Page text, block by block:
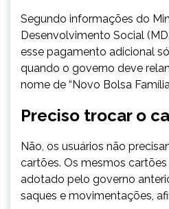
Segundo informações do
Desenvolvimento Social
esse pagamento adicional
quando o governo deve
nome de “Novo Bolsa
Preciso trocar o
Não, os usuários não
cartões. Os mesmos
adotado pelo governo
saques e movimentações,